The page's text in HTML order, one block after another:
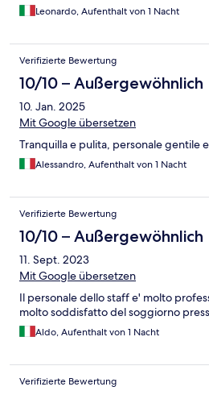
Leonardo, Aufenthalt von 1 Nacht
Verifizierte Bewertung
10/10 – Außergewöhnlich
10. Jan. 2025
Mit Google übersetzen
Tranquilla e pulita, personale gentile
Alessandro, Aufenthalt von 1 Nacht
Verifizierte Bewertung
10/10 – Außergewöhnlich
11. Sept. 2023
Mit Google übersetzen
Il personale dello staff e' molto
molto soddisfatto del soggiorno
Aldo, Aufenthalt von 1 Nacht
Verifizierte Bewertung